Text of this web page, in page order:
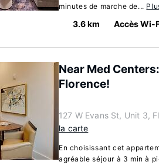
minutes de marche de...
3.6 km Accès Wi-
Near Med
Florence!
127 W Evans St, Unit 3,
la carte
En choisissant cet
agréable séjour à 3 min à